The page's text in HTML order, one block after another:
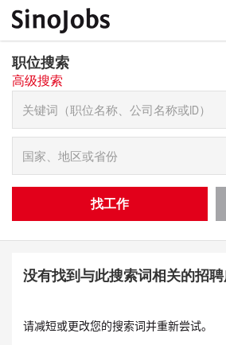
职位搜索
高级搜索
找工作
没有找到与此搜索词相关的招
请减短或更改您的搜索词并重新尝试。